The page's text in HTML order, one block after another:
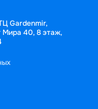
Gardenmir,
Мира 40, 8 этаж,